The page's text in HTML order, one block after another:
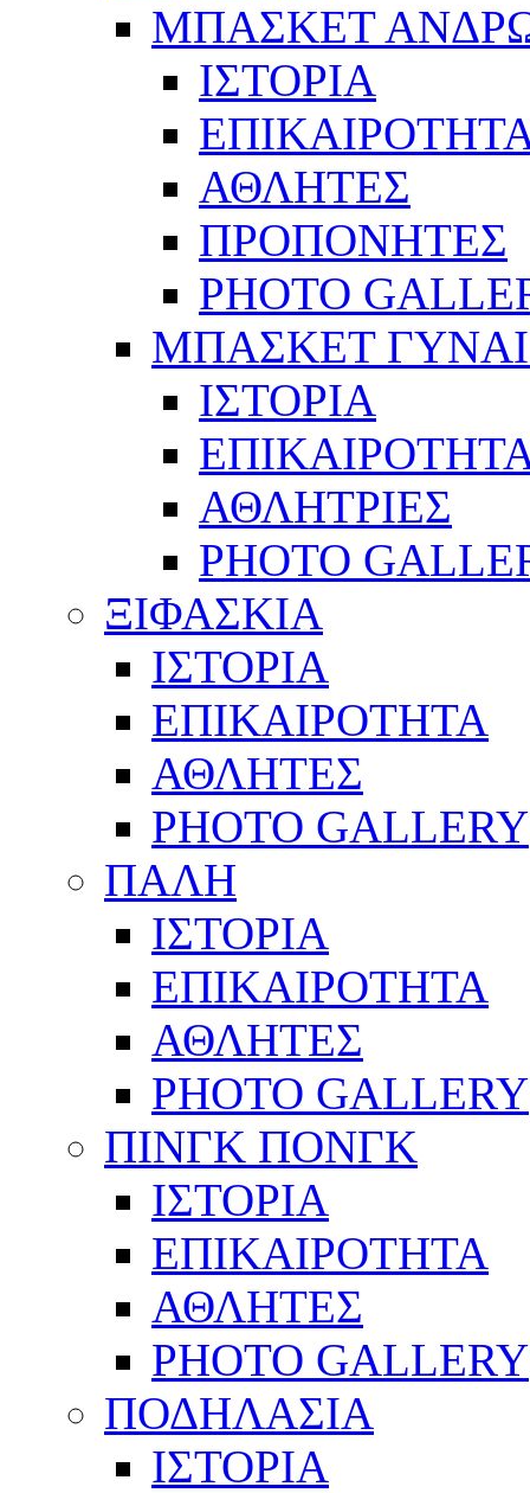
ΜΠΑΣΚΕΤ
ΙΣΤΟΡΙΑ
ΑΘΛΗΤΕΣ
ΠΡΟΠΟΝΗΤΕΣ
PHOTO
ΜΠΑΣΚΕΤ
ΙΣΤΟΡΙΑ
ΑΘΛΗΤΡΙΕΣ
PHOTO
ΞΙΦΑΣΚΙΑ
ΙΣΤΟΡΙΑ
ΕΠΙΚΑΙΡΟΤΗΤΑ
ΑΘΛΗΤΕΣ
PHOTO GALLERY
ΠΑΛΗ
ΙΣΤΟΡΙΑ
ΕΠΙΚΑΙΡΟΤΗΤΑ
ΑΘΛΗΤΕΣ
PHOTO GALLERY
ΠΙΝΓΚ ΠΟΝΓΚ
ΙΣΤΟΡΙΑ
ΕΠΙΚΑΙΡΟΤΗΤΑ
ΑΘΛΗΤΕΣ
PHOTO GALLERY
ΠΟΔΗΛΑΣΙΑ
ΙΣΤΟΡΙΑ